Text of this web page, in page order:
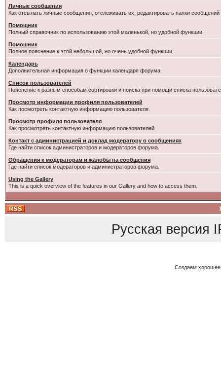
Личные сообщения
Как отсылать личные сообщения, отслеживать их, редактировать папки
Помощник
Полный справочник по использованию этой маленькой, но удобной функции.
Помошник
Полное пояснение к этой небольшой, но очень удобной функции
Календарь
Дополнительная информация о функции календаря форума.
Список пользователей
Пояснение к разным способам сортировки и поиска при помощи списка
Просмотр информации профиля пользователей
Как посмотреть контактную информацию пользователя.
Просмотр профиля пользователя
Как просмотреть контактную информацию пользователей.
Контакт с администрацией и доклад модератору о сообщениях
Где найти список администраторов и модераторов форума.
Обращения к модераторам и жалобы на сообщения
Где найти список модераторов и администраторов форума.
Using the Gallery
This is a quick overview of the features in our Gallery and how to access them.
Русская версия
Создаем